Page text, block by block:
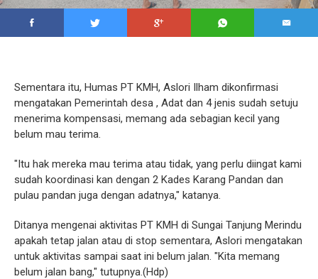
Sementara itu, Humas PT KMH, Aslori Ilham dikonfirmasi
mengatakan Pemerintah desa , Adat dan 4 jenis sudah setuju
menerima kompensasi, memang ada sebagian kecil yang
belum mau terima.
"Itu hak mereka mau terima atau tidak, yang perlu diingat kami
sudah koordinasi kan dengan 2 Kades Karang Pandan dan
pulau pandan juga dengan adatnya," katanya.
Ditanya mengenai aktivitas PT KMH di Sungai Tanjung Merindu
apakah tetap jalan atau di stop sementara, Aslori mengatakan
untuk aktivitas sampai saat ini belum jalan. "Kita memang
belum jalan bang," tutupnya.(Hdp)